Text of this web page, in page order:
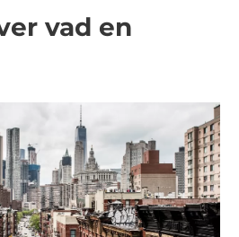
vad en